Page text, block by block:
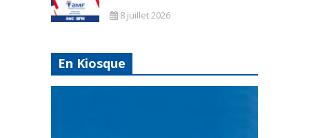
8 juillet 2026
En Kiosque